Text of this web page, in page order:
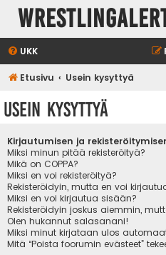
UKK
Etusivu Usein kysyttyä
Usein kysyttyä
Kirjautumisen ja
Miksi minun pitää rekisteröityä?
Mikä on COPPA?
Miksi en voi rekisteröityä?
Rekisteröidyin, mutta en voi
Miksi en voi kirjautua sisään?
Rekisteröidyin joskus aiemmin,
Olen hukannut salasanani!
Miksi minut kirjataan ulos
Mitä “Poista foorumin evästeet”